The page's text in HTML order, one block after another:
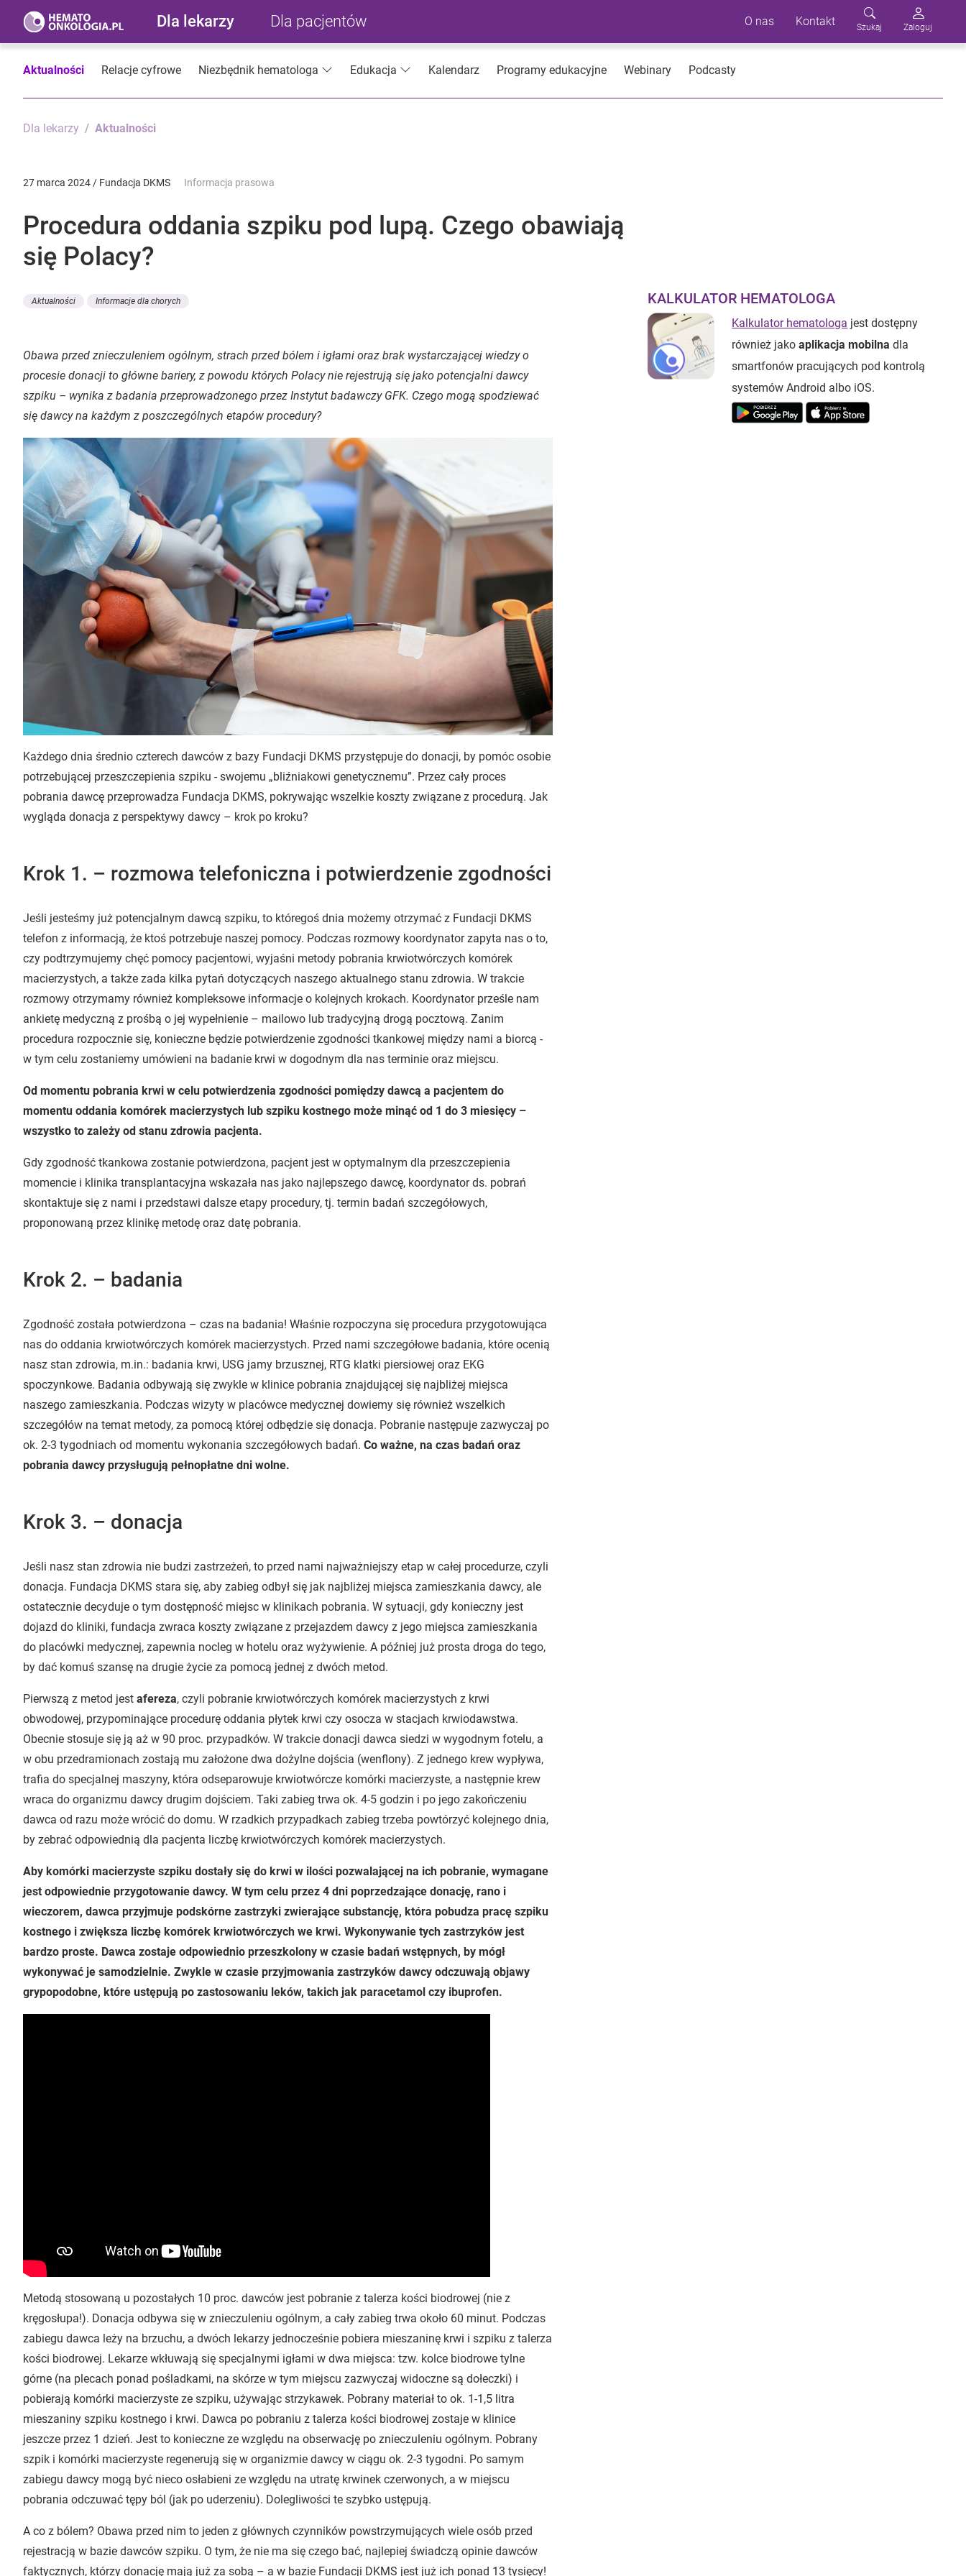
Dla lekarzy Dla pacjentów O nas Kontakt Szukaj Zaloguj
Aktualności Relacje cyfrowe Niezbędnik hematologa Edukacja Kalendarz Programy edukacyjne Webinary Podcasty
Dla lekarzy Aktualności
27 marca 2024 / Fundacja DKMS Informacja prasowa
Procedura oddania szpiku pod lupą. Czego obawiają
się Polacy?
Aktualności Informacje dla chorych
Obawa przed znieczuleniem ogólnym, strach przed bólem i igłami oraz brak wystarczającej wiedzy o
procesie donacji to główne bariery, z powodu których Polacy nie rejestrują się jako potencjalni dawcy
szpiku – wynika z badania przeprowadzonego przez Instytut badawczy GFK. Czego mogą spodziewać
się dawcy na każdym z poszczególnych etapów procedury?
Każdego dnia średnio czterech dawców z bazy Fundacji DKMS przystępuje do donacji, by pomóc osobie
potrzebującej przeszczepienia szpiku - swojemu „bliźniakowi genetycznemu”. Przez cały proces
pobrania dawcę przeprowadza Fundacja DKMS, pokrywając wszelkie koszty związane z procedurą. Jak
wygląda donacja z perspektywy dawcy – krok po kroku?
Krok 1. – rozmowa telefoniczna i potwierdzenie zgodności
Jeśli jesteśmy już potencjalnym dawcą szpiku, to któregoś dnia możemy otrzymać z Fundacji DKMS
telefon z informacją, że ktoś potrzebuje naszej pomocy. Podczas rozmowy koordynator zapyta nas o to,
czy podtrzymujemy chęć pomocy pacjentowi, wyjaśni metody pobrania krwiotwórczych komórek
macierzystych, a także zada kilka pytań dotyczących naszego aktualnego stanu zdrowia. W trakcie
rozmowy otrzymamy również kompleksowe informacje o kolejnych krokach. Koordynator prześle nam
ankietę medyczną z prośbą o jej wypełnienie – mailowo lub tradycyjną drogą pocztową. Zanim
procedura rozpocznie się, konieczne będzie potwierdzenie zgodności tkankowej między nami a biorcą -
w tym celu zostaniemy umówieni na badanie krwi w dogodnym dla nas terminie oraz miejscu.
Od momentu pobrania krwi w celu potwierdzenia zgodności pomiędzy dawcą a pacjentem do
momentu oddania komórek macierzystych lub szpiku kostnego może minąć od 1 do 3 miesięcy –
wszystko to zależy od stanu zdrowia pacjenta.
Gdy zgodność tkankowa zostanie potwierdzona, pacjent jest w optymalnym dla przeszczepienia
momencie i klinika transplantacyjna wskazała nas jako najlepszego dawcę, koordynator ds. pobrań
skontaktuje się z nami i przedstawi dalsze etapy procedury, tj. termin badań szczegółowych,
proponowaną przez klinikę metodę oraz datę pobrania.
Krok 2. – badania
Zgodność została potwierdzona – czas na badania! Właśnie rozpoczyna się procedura przygotowująca
nas do oddania krwiotwórczych komórek macierzystych. Przed nami szczegółowe badania, które ocenią
nasz stan zdrowia, m.in.: badania krwi, USG jamy brzusznej, RTG klatki piersiowej oraz EKG
spoczynkowe. Badania odbywają się zwykle w klinice pobrania znajdującej się najbliżej miejsca
naszego zamieszkania. Podczas wizyty w placówce medycznej dowiemy się również wszelkich
szczegółów na temat metody, za pomocą której odbędzie się donacja. Pobranie następuje zazwyczaj po
ok. 2-3 tygodniach od momentu wykonania szczegółowych badań. Co ważne, na czas badań oraz
pobrania dawcy przysługują pełnopłatne dni wolne.
Krok 3. – donacja
Jeśli nasz stan zdrowia nie budzi zastrzeżeń, to przed nami najważniejszy etap w całej procedurze, czyli
donacja. Fundacja DKMS stara się, aby zabieg odbył się jak najbliżej miejsca zamieszkania dawcy, ale
ostatecznie decyduje o tym dostępność miejsc w klinikach pobrania. W sytuacji, gdy konieczny jest
dojazd do kliniki, fundacja zwraca koszty związane z przejazdem dawcy z jego miejsca zamieszkania
do placówki medycznej, zapewnia nocleg w hotelu oraz wyżywienie. A później już prosta droga do tego,
by dać komuś szansę na drugie życie za pomocą jednej z dwóch metod.
Pierwszą z metod jest afereza, czyli pobranie krwiotwórczych komórek macierzystych z krwi
obwodowej, przypominające procedurę oddania płytek krwi czy osocza w stacjach krwiodawstwa.
Obecnie stosuje się ją aż w 90 proc. przypadków. W trakcie donacji dawca siedzi w wygodnym fotelu, a
w obu przedramionach zostają mu założone dwa dożylne dojścia (wenflony). Z jednego krew wypływa,
trafia do specjalnej maszyny, która odseparowuje krwiotwórcze komórki macierzyste, a następnie krew
wraca do organizmu dawcy drugim dojściem. Taki zabieg trwa ok. 4-5 godzin i po jego zakończeniu
dawca od razu może wrócić do domu. W rzadkich przypadkach zabieg trzeba powtórzyć kolejnego dnia,
by zebrać odpowiednią dla pacjenta liczbę krwiotwórczych komórek macierzystych.
Aby komórki macierzyste szpiku dostały się do krwi w ilości pozwalającej na ich pobranie, wymagane
jest odpowiednie przygotowanie dawcy. W tym celu przez 4 dni poprzedzające donację, rano i
wieczorem, dawca przyjmuje podskórne zastrzyki zwierające substancję, która pobudza pracę szpiku
kostnego i zwiększa liczbę komórek krwiotwórczych we krwi. Wykonywanie tych zastrzyków jest
bardzo proste. Dawca zostaje odpowiednio przeszkolony w czasie badań wstępnych, by mógł
wykonywać je samodzielnie. Zwykle w czasie przyjmowania zastrzyków dawcy odczuwają objawy
grypopodobne, które ustępują po zastosowaniu leków, takich jak paracetamol czy ibuprofen.
Metodą stosowaną u pozostałych 10 proc. dawców jest pobranie z talerza kości biodrowej (nie z
kręgosłupa!). Donacja odbywa się w znieczuleniu ogólnym, a cały zabieg trwa około 60 minut. Podczas
zabiegu dawca leży na brzuchu, a dwóch lekarzy jednocześnie pobiera mieszaninę krwi i szpiku z talerza
kości biodrowej. Lekarze wkłuwają się specjalnymi igłami w dwa miejsca: tzw. kolce biodrowe tylne
górne (na plecach ponad pośladkami, na skórze w tym miejscu zazwyczaj widoczne są dołeczki) i
pobierają komórki macierzyste ze szpiku, używając strzykawek. Pobrany materiał to ok. 1-1,5 litra
mieszaniny szpiku kostnego i krwi. Dawca po pobraniu z talerza kości biodrowej zostaje w klinice
jeszcze przez 1 dzień. Jest to konieczne ze względu na obserwację po znieczuleniu ogólnym. Pobrany
szpik i komórki macierzyste regenerują się w organizmie dawcy w ciągu ok. 2-3 tygodni. Po samym
zabiegu dawcy mogą być nieco osłabieni ze względu na utratę krwinek czerwonych, a w miejscu
pobrania odczuwać tępy ból (jak po uderzeniu). Dolegliwości te szybko ustępują.
A co z bólem? Obawa przed nim to jeden z głównych czynników powstrzymujących wiele osób przed
rejestracją w bazie dawców szpiku. O tym, że nie ma się czego bać, najlepiej świadczą opinie dawców
faktycznych, którzy donację mają już za sobą – a w bazie Fundacji DKMS jest już ich ponad 13 tysięcy!
KALKULATOR HEMATOLOGA
Kalkulator hematologa jest dostępny
również jakoaplikacja mobilna dla
smartfonów pracujących pod kontrolą
systemów Android albo iOS.